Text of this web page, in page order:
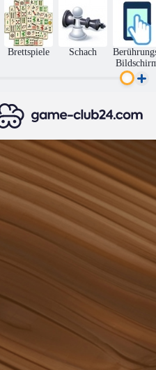
Checkers und Entwürfe Multiplayer
Brettspiele Schach